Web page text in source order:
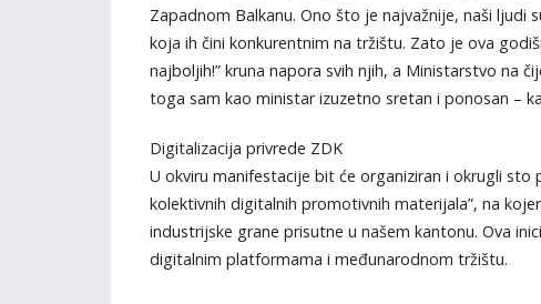
Zapadnom Balkanu. Ono što je najvažnije, naši
koja ih čini konkurentnim na tržištu. Zato je ova
najboljih!” kruna napora svih njih, a Ministarstvo na
toga sam kao ministar izuzetno sretan i ponosan –
Digitalizacija privrede ZDK
U okviru manifestacije bit će organiziran i okrugli sto
kolektivnih digitalnih promotivnih materijala”, na
industrijske grane prisutne u našem kantonu. Ova
digitalnim platformama i međunarodnom tržištu.